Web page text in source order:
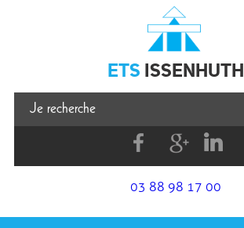
Issenhuth
ETS ISSENHUTH
FacebookG+
Linkedin
03 88 98 17 00